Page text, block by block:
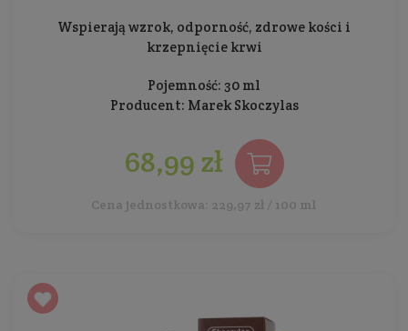
Wspierają wzrok, odporność, zdrowe kości i
krzepnięcie krwi
Pojemność: 30 ml
Producent: Marek Skoczylas
68,99 zł
Cena jednostkowa: 229,97 zł / 100 ml